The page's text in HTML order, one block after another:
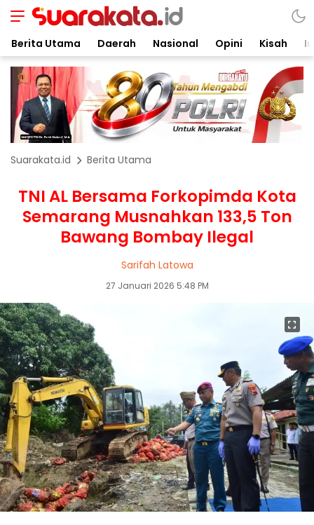
Berita Utama Daerah Nasional Opini Kisah
Suarakata.id Berita Utama
TNI AL Bersama Forkopimda Kota
Semarang Musnahkan 133,5 Ton
Bawang Bombay Ilegal
Sarifah Latowa
27 Januari 2026 5:48 PM